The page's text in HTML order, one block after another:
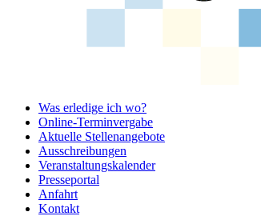
Was erledige ich wo?
Online-Terminvergabe
Aktuelle Stellenangebote
Ausschreibungen
Veranstaltungskalender
Presseportal
Anfahrt
Kontakt